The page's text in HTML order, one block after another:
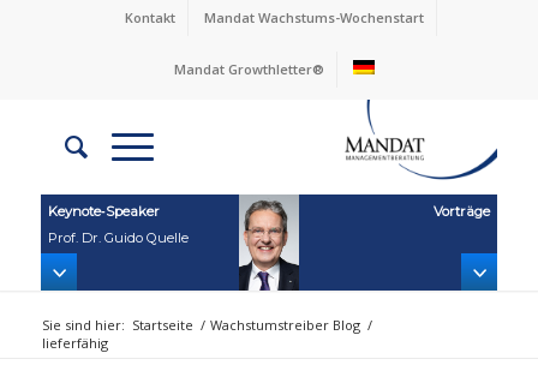
Kontakt Mandat Wachstums-Wochenstart
Mandat Growthletter®
Keynote‑Speaker
Prof. Dr. Guido Quelle
Vorträge
Sie sind hier: Startseite / Wachstumstreiber Blog /
lieferfähig